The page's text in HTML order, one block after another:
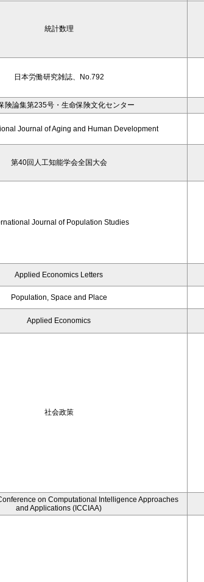
統計数理
日本労働研究雑誌、No.792
険論集第235号・生命保険文化センター
Journal of Aging and Human Development
第40回人工知能学会全国大会
Journal of Population Studies
Applied Economics Letters
Population, Space and Place
Applied Economics
社会政策
on Computational Intelligence Approaches
and Applications (ICCIAA)